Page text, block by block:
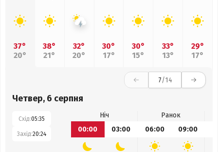
37°
20°
38°
21°
32°
20°
30°
17°
30°
15°
33°
13°
29°
17°
7/14
Четвер, 6 серпня
Схід:05:35
Захід:20:24
Ніч
Ранок
00:00
03:00 06:00 09:00